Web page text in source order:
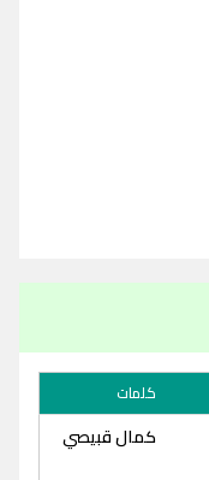
كلمات
كمال قبيصي